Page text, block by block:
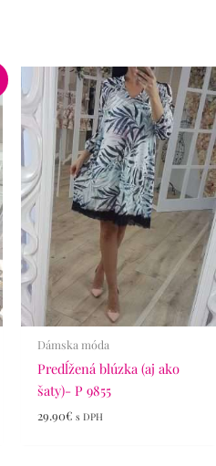
Dámska móda
Predĺžená blúzka (aj ako
šaty)- P 9855
29.90€ s DPH